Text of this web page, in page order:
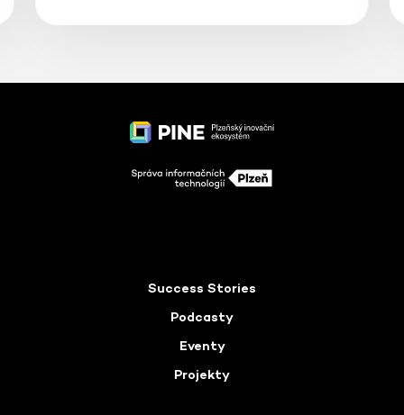
Success Stories
Podcasty
Eventy
Projekty